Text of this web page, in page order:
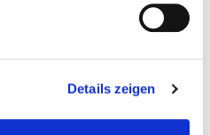
Details zeigen